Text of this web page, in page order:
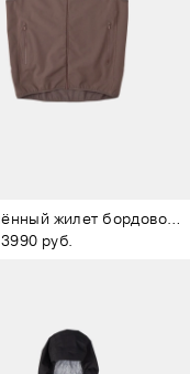
Утеплённый жилет бордово-коричневый
3990 руб.